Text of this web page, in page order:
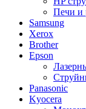
Печи и
Samsung
Xerox
Brother
Epson
Panasonic
Kyocera